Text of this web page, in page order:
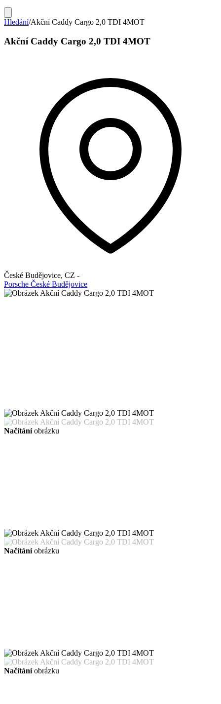
Hledání/Akční Caddy Cargo 2,0 TDI 4MOT
Akční Caddy Cargo 2,0 TDI 4MOT
České Budějovice, CZ -
Porsche České Budějovice
Načítáníobrázku
Načítáníobrázku
Načítáníobrázku